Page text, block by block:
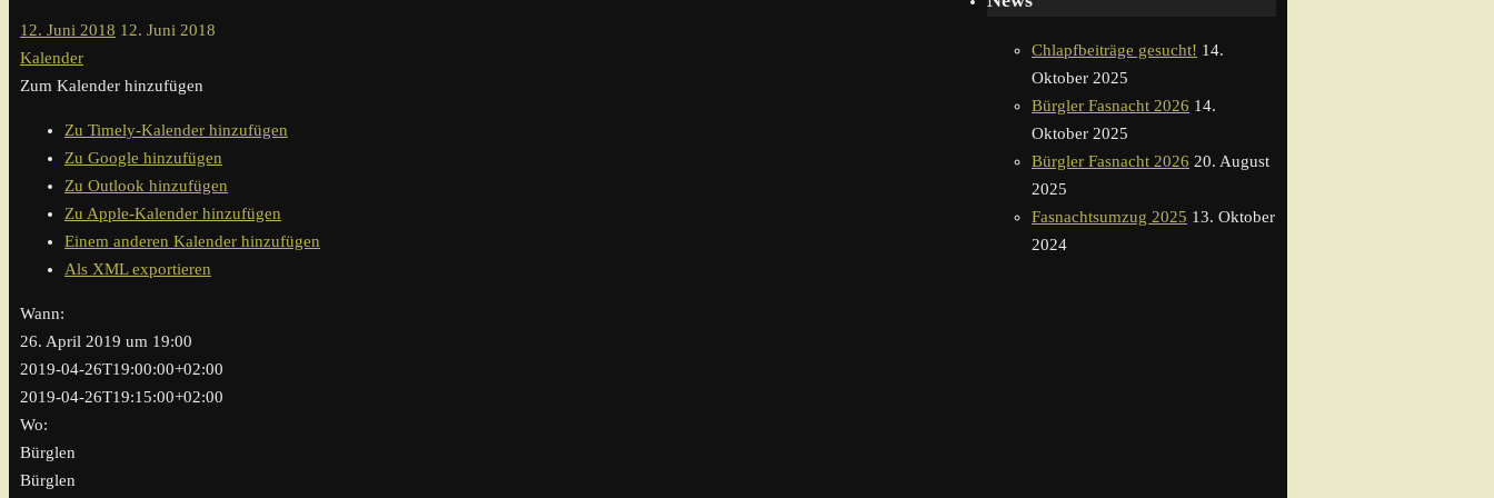
12. Juni 2018 12. Juni 2018
Kalender
Zum Kalender hinzufügen
Zu Timely-Kalender hinzufügen
Zu Google hinzufügen
Zu Outlook hinzufügen
Zu Apple-Kalender hinzufügen
Einem anderen Kalender hinzufügen
Als XML exportieren
Wann:
26. April 2019 um 19:00
2019-04-26T19:00:00+02:00
2019-04-26T19:15:00+02:00
Wo:
Bürglen
Bürglen
Chlapfbeiträge gesucht! 14.
Oktober 2025
Bürgler Fasnacht 2026 14.
Oktober 2025
Bürgler Fasnacht 2026 20. August
2025
Fasnachtsumzug 2025 13. Oktober
2024